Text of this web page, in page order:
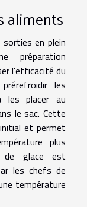
aliments
en plein
préparation
l'efficacité du
les
les placer au
le sac. Cette
et permet
plus
de glace est
les chefs de
température